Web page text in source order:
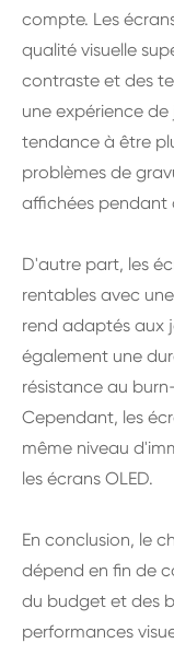
compte. Les
qualité visuelle
contraste et des
une expérience
tendance à être
problèmes de
affichées pendant
D'autre part, les
rentables avec
rend adaptés aux
également une
résistance au
Cependant, les
même niveau
les écrans OLED.
En conclusion, le
dépend en fin de
du budget et des
performances